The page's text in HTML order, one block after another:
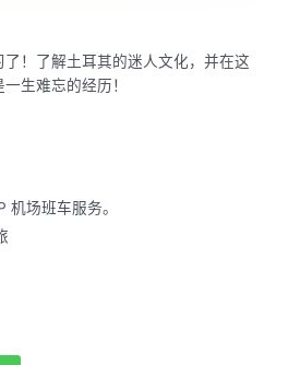
！了解土耳其的迷人文化，并在这
生难忘的经历！
机场班车服务。